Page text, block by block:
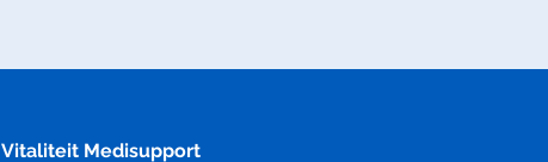
Vitaliteit Medisupport